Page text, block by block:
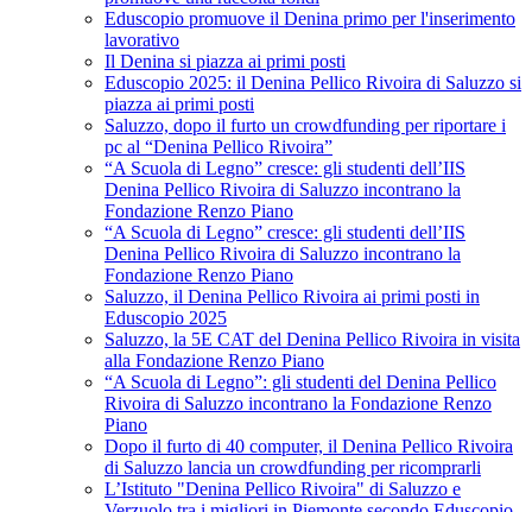
Eduscopio promuove il Denina primo per l'inserimento
lavorativo
Il Denina si piazza ai primi posti
Eduscopio 2025: il Denina Pellico Rivoira di Saluzzo si
piazza ai primi posti
Saluzzo, dopo il furto un crowdfunding per riportare i
pc al “Denina Pellico Rivoira”
“A Scuola di Legno” cresce: gli studenti dell’IIS
Denina Pellico Rivoira di Saluzzo incontrano la
Fondazione Renzo Piano
“A Scuola di Legno” cresce: gli studenti dell’IIS
Denina Pellico Rivoira di Saluzzo incontrano la
Fondazione Renzo Piano
Saluzzo, il Denina Pellico Rivoira ai primi posti in
Eduscopio 2025
Saluzzo, la 5E CAT del Denina Pellico Rivoira in visita
alla Fondazione Renzo Piano
“A Scuola di Legno”: gli studenti del Denina Pellico
Rivoira di Saluzzo incontrano la Fondazione Renzo
Piano
Dopo il furto di 40 computer, il Denina Pellico Rivoira
di Saluzzo lancia un crowdfunding per ricomprarli
L’Istituto "Denina Pellico Rivoira" di Saluzzo e